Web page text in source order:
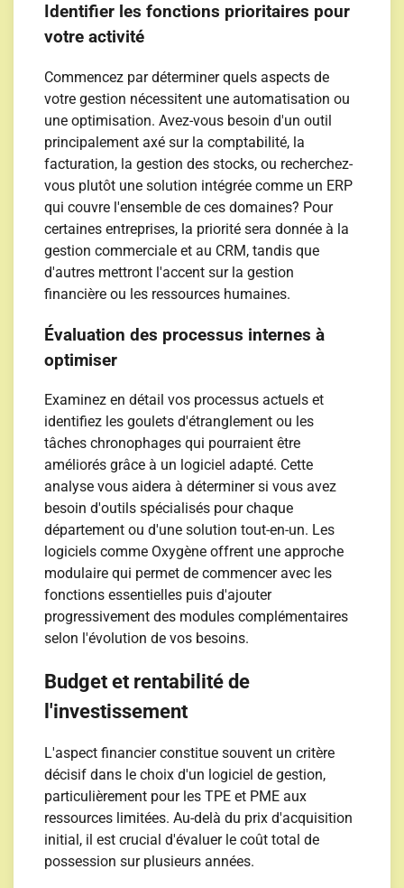
Identifier les fonctions prioritaires pour
votre activité
Commencez par déterminer quels aspects de
votre gestion nécessitent une automatisation ou
une optimisation. Avez-vous besoin d'un outil
principalement axé sur la comptabilité, la
facturation, la gestion des stocks, ou recherchez-
vous plutôt une solution intégrée comme un ERP
qui couvre l'ensemble de ces domaines? Pour
certaines entreprises, la priorité sera donnée à la
gestion commerciale et au CRM, tandis que
d'autres mettront l'accent sur la gestion
financière ou les ressources humaines.
Évaluation des processus internes à
optimiser
Examinez en détail vos processus actuels et
identifiez les goulets d'étranglement ou les
tâches chronophages qui pourraient être
améliorés grâce à un logiciel adapté. Cette
analyse vous aidera à déterminer si vous avez
besoin d'outils spécialisés pour chaque
département ou d'une solution tout-en-un. Les
logiciels comme Oxygène offrent une approche
modulaire qui permet de commencer avec les
fonctions essentielles puis d'ajouter
progressivement des modules complémentaires
selon l'évolution de vos besoins.
Budget et rentabilité de
l'investissement
L'aspect financier constitue souvent un critère
décisif dans le choix d'un logiciel de gestion,
particulièrement pour les TPE et PME aux
ressources limitées. Au-delà du prix d'acquisition
initial, il est crucial d'évaluer le coût total de
possession sur plusieurs années.